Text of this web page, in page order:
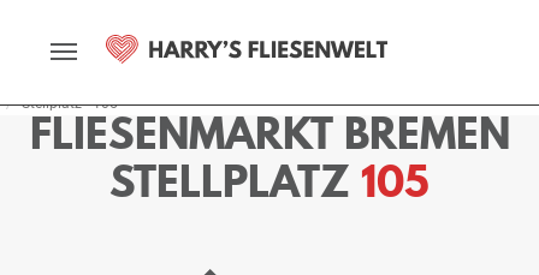
Stellplatz - 105
FLIESENMARKT BREMEN
STELLPLATZ 105